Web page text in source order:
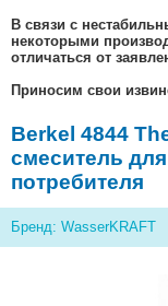
В связи с
некоторыми
отличаться от
Приносим свои
Berkel 4844
смеситель
потребителя
Бренд: WasserKRAFT